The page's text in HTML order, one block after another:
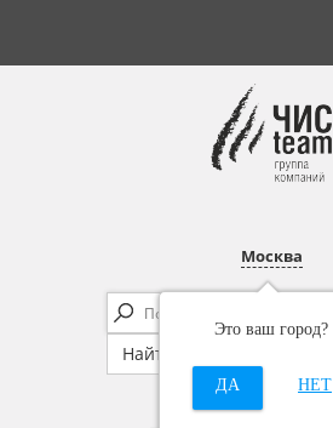
Москва
Это ваш город?
ДА НЕТ